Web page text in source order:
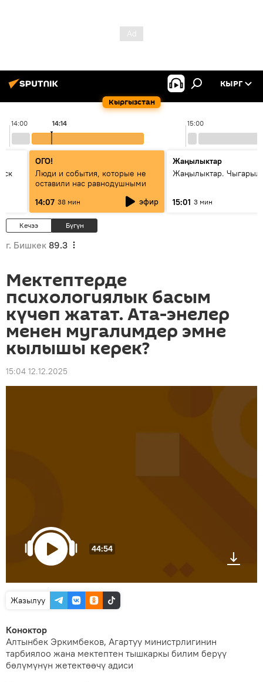
Кыргызстан
КЫРГ
14:00 15:00
14:14
ОГО!
Люди и события, которые не
оставили нас равнодушными
14:07 38 мин эфир
Жаңылыктар
Жаңылыктар.
15:01 3 мин
Кечээ Бүгүн
г. Бишкек 89.3
Мектептерде
психологиялык басым
күчөп жатат. Ата-энелер
менен мугалимдер эмне
кылышы керек?
15:04 12.12.2025
44:54
Жазылуу
Коноктор
Алтынбек Эркимбеков, Агартуу министрлигинин
тарбиялоо жана мектептен тышкаркы билим берүү
бөлүмүнүн жетектөөчү адиси